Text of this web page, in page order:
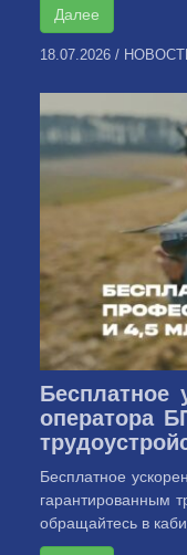
Далее
18.07.2026 /
Бесплатное
оператора
Бесплатное
гарантированным
обращайтесь в